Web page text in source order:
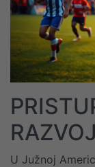
U Južnoj